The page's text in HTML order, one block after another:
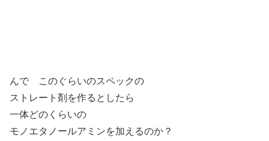
んで このぐらいのスペックの
ストレート剤を作るとしたら
一体どのくらいの
モノエタノールアミンを加えるのか？